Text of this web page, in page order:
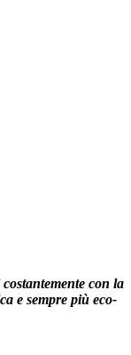
con la
e sempre più eco-